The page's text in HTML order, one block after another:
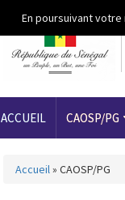
En poursuivant
ACCUEIL CAOSP/PG
Vous êtes ici
Accueil» CAOSP/PG